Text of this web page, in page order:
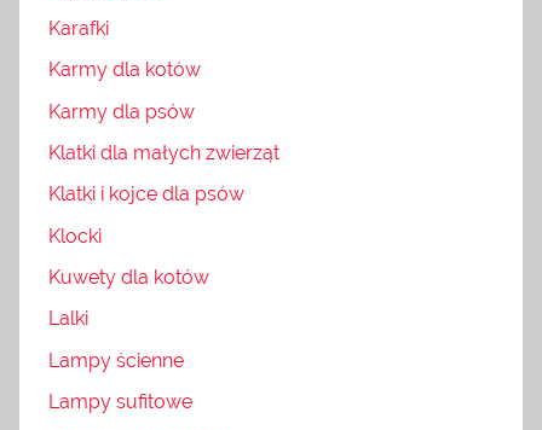
Karafki
Karmy dla kotów
Karmy dla psów
Klatki dla małych zwierząt
Klatki i kojce dla psów
Klocki
Kuwety dla kotów
Lalki
Lampy ścienne
Lampy sufitowe